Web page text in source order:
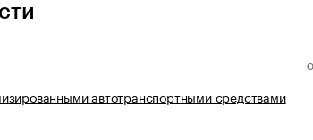
автотранспортными средствами